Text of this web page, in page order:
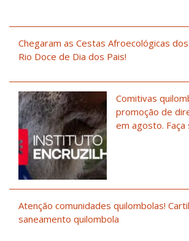
Chegaram as Cestas Afroecológicas
Rio Doce de Dia dos Pais!
Comitivas
promoção de
em agosto. Faça
Atenção comunidades quilombolas!
saneamento quilombola